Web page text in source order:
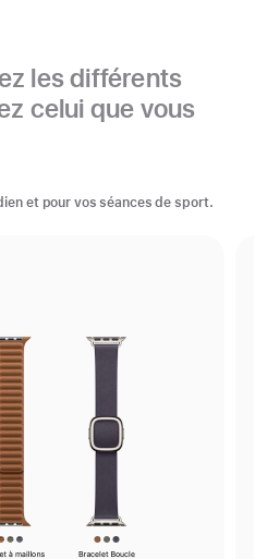
les différents
celui que vous
et pour vos séances de sport.